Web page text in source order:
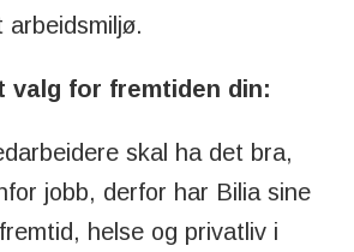
valg for fremtiden din:
skal ha det bra,
jobb, derfor har Bilia sine
helse og privatliv i